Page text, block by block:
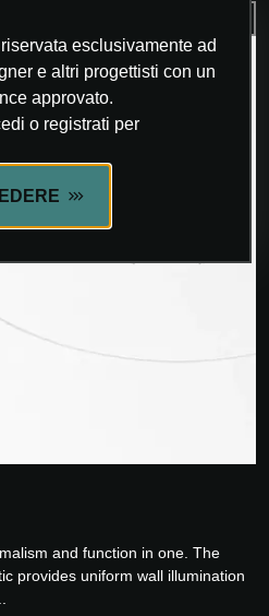
esclusivamente ad
e altri progettisti con un
approvato.
o registrati per
and function in one. The
provides uniform wall illumination